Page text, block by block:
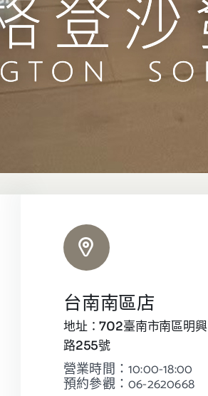
台南南區店
地址：702臺南市南區明興
路255號
營業時間：10:00-18:00
預約參觀：06-2620668